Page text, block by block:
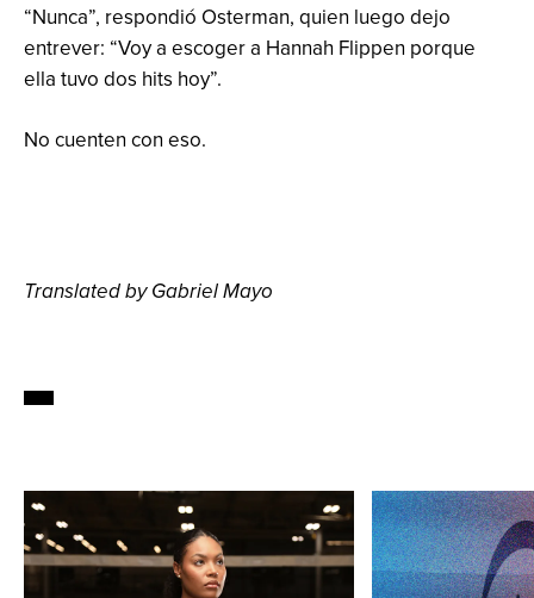
“Nunca”, respondió Osterman, quien luego dejo
entrever: “Voy a escoger a Hannah Flippen porque
ella tuvo dos hits hoy”.
No cuenten con eso.
Translated by Gabriel Mayo